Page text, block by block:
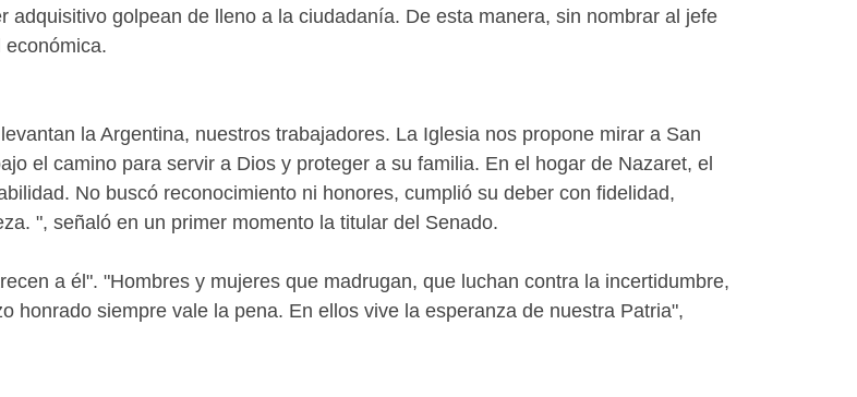
golpean de lleno a la ciudadanía. De esta manera, sin nombrar al jefe
la Argentina, nuestros trabajadores. La Iglesia nos propone mirar a San
el camino para servir a Dios y proteger a su familia. En el hogar de Nazaret, el
No buscó reconocimiento ni honores, cumplió su deber con fidelidad,
", señaló en un primer momento la titular del Senado.
a él". "Hombres y mujeres que madrugan, que luchan contra la incertidumbre,
honrado siempre vale la pena. En ellos vive la esperanza de nuestra Patria",